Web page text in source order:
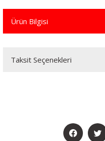
Ürün Bilgisi
Taksit Seçenekleri